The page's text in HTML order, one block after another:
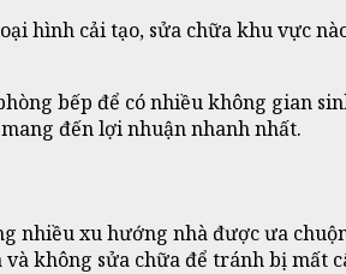
hình cải tạo, sửa chữa khu vực
bếp để có nhiều không gian
đến lợi nhuận nhanh nhất.
nhiều xu hướng nhà được ưa
không sửa chữa để tránh bị mất